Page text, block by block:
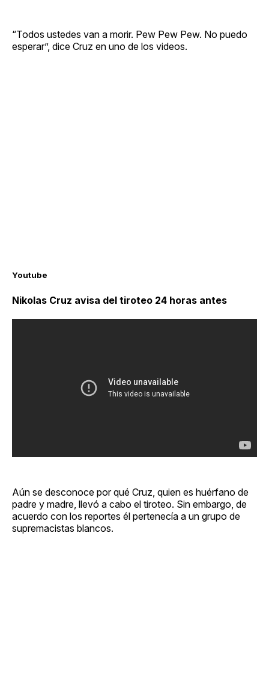
“Todos ustedes van a morir. Pew Pew Pew. No puedo
esperar”, dice Cruz en uno de los videos.
Youtube
Nikolas Cruz avisa del tiroteo 24 horas antes
Aún se desconoce por qué Cruz, quien es huérfano de
padre y madre, llevó a cabo el tiroteo. Sin embargo, de
acuerdo con los reportes él pertenecía a un grupo de
supremacistas blancos.